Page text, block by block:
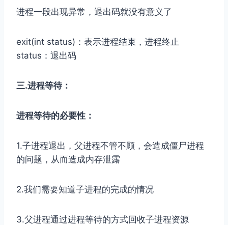
进程一段出现异常，退出码就没有意义了
exit(int status)：表示进程结束，进程终止
status：退出码
三.进程等待：
进程等待的必要性：
1.子进程退出，父进程不管不顾，会造成僵尸进程
的问题，从而造成内存泄露
2.我们需要知道子进程的完成的情况
3.父进程通过进程等待的方式回收子进程资源